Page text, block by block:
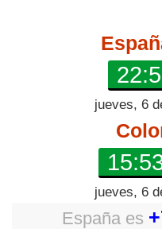
jueves, 6
jueves, 6
Españaes